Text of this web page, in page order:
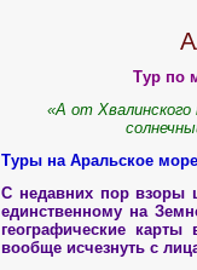
Тур по
«А от Хвалинского
Туры на Аральское
С недавних пор взоры
единственному на
географические
вообще исчезнуть с